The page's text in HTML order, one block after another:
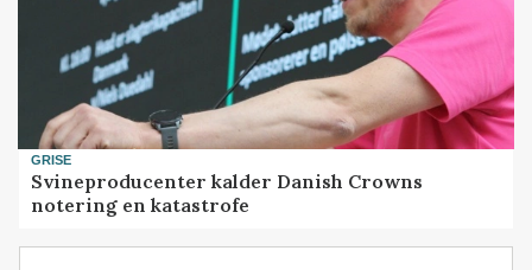
GRISE
Svineproducenter kalder Danish Crowns
notering en katastrofe